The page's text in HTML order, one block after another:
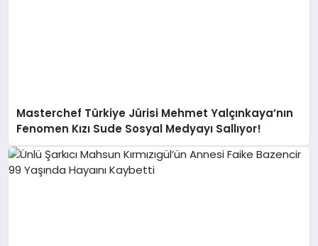
Masterchef Türkiye Jürisi Mehmet Yalçınkaya’nın
Fenomen Kızı Sude Sosyal Medyayı Sallıyor!